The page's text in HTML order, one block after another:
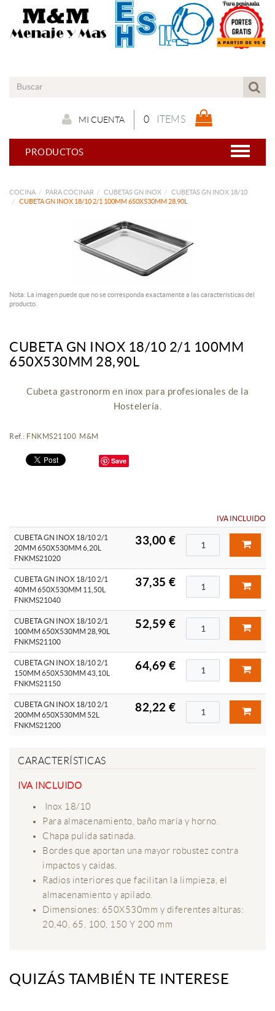
0 ITEMS
MI CUENTA
PRODUCTOS
COCINA PARA COCINAR CUBETAS GN INOX
CUBETAS GN INOX 18/10
CUBETA GN INOX 18/10 2/1 100MM 650X530MM 28,90L
Nota: La imagen puede que no se corresponda exactamente a las características del
producto.
CUBETA GN INOX 18/10 2/1 100MM
650X530MM 28,90L
Cubeta gastronorm en inox para profesionales de la
Hostelería.
Ref.: FNKMS21100 M&M
Save
IVA INCLUIDO
CUBETA GN INOX 18/10 2/1
20MM 650X530MM 6,20L
FNKMS21020
33,00 €
CUBETA GN INOX 18/10 2/1
40MM 650X530MM 11,50L
FNKMS21040
37,35 €
CUBETA GN INOX 18/10 2/1
100MM 650X530MM 28,90L
FNKMS21100
52,59 €
CUBETA GN INOX 18/10 2/1
150MM 650X530MM 43,10L
FNKMS21150
64,69 €
CUBETA GN INOX 18/10 2/1
200MM 650X530MM 52L
FNKMS21200
82,22 €
CARACTERÍSTICAS
IVA INCLUIDO
Inox 18/10
Para almacenamiento, baño maría y horno.
Chapa pulida satinada.
Bordes que aportan una mayor robustez contra
impactos y caidas.
Radios interiores que facilitan la limpieza, el
almacenamiento y apilado.
Dimensiones: 650X530mm y diferentes alturas:
20,40, 65, 100, 150 Y 200 mm
QUIZÁS TAMBIÉN TE INTERESE